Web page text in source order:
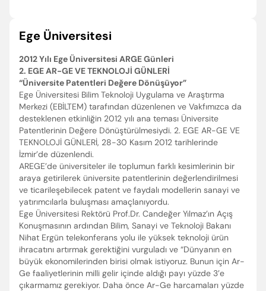
Ege Üniversitesi
2012 Yılı Ege Üniversitesi ARGE Günleri
2. EGE AR-GE VE TEKNOLOJİ GÜNLERİ
“Üniversite Patentleri Değere Dönüşüyor”
Ege Üniversitesi Bilim Teknoloji Uygulama ve Araştırma
Merkezi (EBİLTEM) tarafından düzenlenen ve Vakfımızca da
desteklenen etkinliğin 2012 yılı ana teması Üniversite
Patentlerinin Değere Dönüştürülmesiydi. 2. EGE AR-GE VE
TEKNOLOJİ GÜNLERİ, 28-30 Kasım 2012 tarihlerinde
İzmir’de düzenlendi.
AREGE’de üniversiteler ile toplumun farklı kesimlerinin bir
araya getirilerek üniversite patentlerinin değerlendirilmesi
ve ticarileşebilecek patent ve faydalı modellerin sanayi ve
yatırımcılarla buluşması amaçlanıyordu.
Ege Üniversitesi Rektörü Prof.Dr. Candeğer Yılmaz’ın Açış
Konuşmasının ardından Bilim, Sanayi ve Teknoloji Bakanı
Nihat Ergün telekonferans yolu ile yüksek teknoloji ürün
ihracatını artırmak gerektiğini vurguladı ve “Dünyanın en
büyük ekonomilerinden birisi olmak istiyoruz. Bunun için Ar-
Ge faaliyetlerinin milli gelir içinde aldığı payı yüzde 3’e
çıkarmamız gerekiyor. Daha önce Ar-Ge harcamaları yüzde